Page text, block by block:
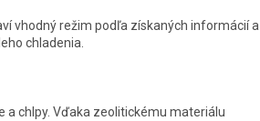
vhodný režim podľa získaných informácií a
chladenia.
a chlpy. Vďaka zeolitickému materiálu